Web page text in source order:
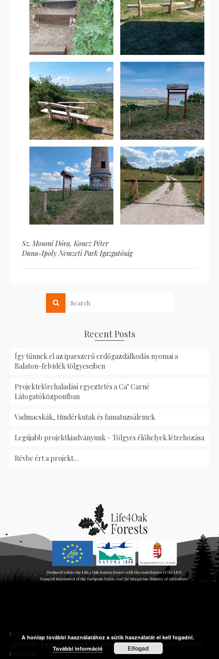
Sz. Mosoni Dóra, Koncz Péter
Duna-Ipoly Nemzeti Park Igazgatóság
Recent Posts
Így tűnnek el az iparszerű erdőgazdálkodás nyomai a
Balaton-felvidék tölgyeseiben
Projektelőrehaladási egyeztetés a Ca’ Carnè
Látogatóközpontban
Vadmacskák, tündérkutak és famatuzsálemek
Legújabb projektkiadványunk – Tölgyes élőhelyek létrehozása
Révbe ért a projekt…
© 2026 life4oakforests.eu - WordPress Theme byKadence WP
About the project
Flagship speciesNews
Contacts
A honlap további használatához a sütik használatát el kell fogadni.
További információ
Elfogad